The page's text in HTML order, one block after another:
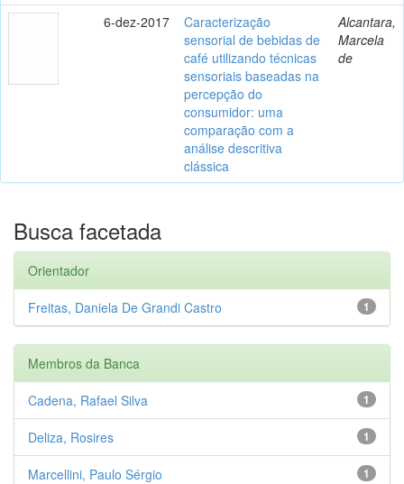
6-dez-2017
Caracterização
sensorial de bebidas de
café utilizando técnicas
sensoriais baseadas na
percepção do
consumidor: uma
comparação com a
análise descritiva
clássica
Alcantara,
Marcela
de
Busca facetada
Orientador
1
Freitas, Daniela De Grandi Castro
Membros da Banca
1
Cadena, Rafael Silva
1
Deliza, Rosires
1
Marcellini, Paulo Sérgio